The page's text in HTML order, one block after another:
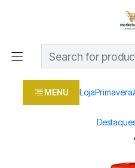
MENU LojaPrimavera
Os melhores preços em
Loja Casa e conforto
Cola Pattex